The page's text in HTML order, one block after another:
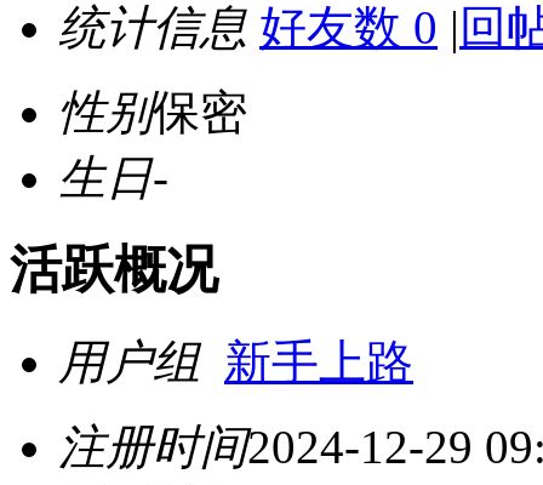
统计信息 好友数 0 | 回
性别保密
生日-
活跃概况
用户组 新手上路
注册时间2024-12-29